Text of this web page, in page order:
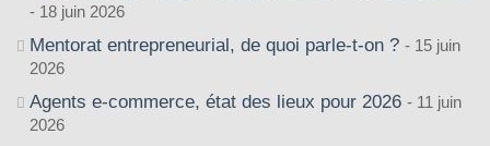
18 juin 2026
Mentorat entrepreneurial, de quoi parle-t-on ?
15 juin
2026
Agents e-commerce, état des lieux pour 2026
11 juin
2026